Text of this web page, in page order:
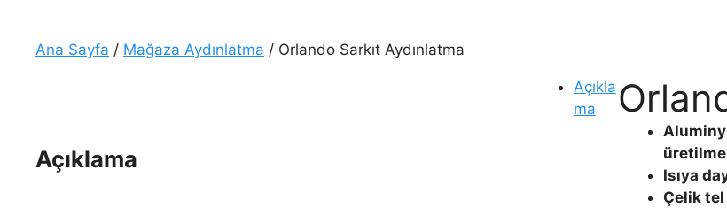
Ana Sayfa / Mağaza Aydınlatma / Orlando Sarkıt Aydınlatma
Isıya
Çelik tel
Açıkla
ma
Açıklama